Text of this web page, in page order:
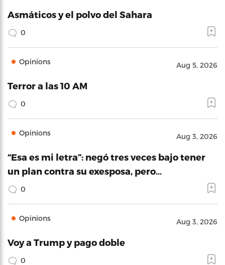
Asmáticos y el polvo del Sahara
0
Opinions Aug 5, 2026
Terror a las 10 AM
0
Opinions Aug 3, 2026
“Esa es mi letra”: negó tres veces bajo tener
un plan contra su exesposa, pero…
0
Opinions Aug 3, 2026
Voy a Trump y pago doble
0